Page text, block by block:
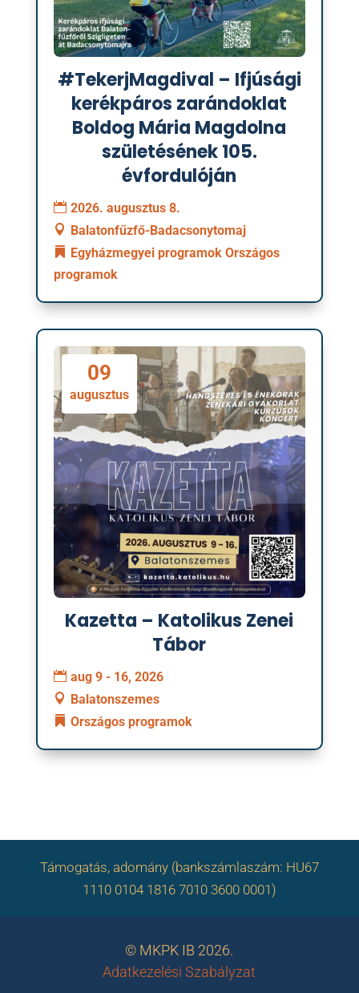
#TekerjMagdival – Ifjúsági
kerékpáros zarándoklat
Boldog Mária Magdolna
születésének 105.
évfordulóján
2026. augusztus 8.
Balatonfűzfő-Badacsonytomaj
Egyházmegyei programok Országos
programok
09
augusztus
Kazetta – Katolikus Zenei
Tábor
aug 9 - 16, 2026
Balatonszemes
Országos programok
Támogatás, adomány (bankszámlaszám: HU67
1110 0104 1816 7010 3600 0001)
© MKPK IB 2026.
Adatkezelési Szabályzat